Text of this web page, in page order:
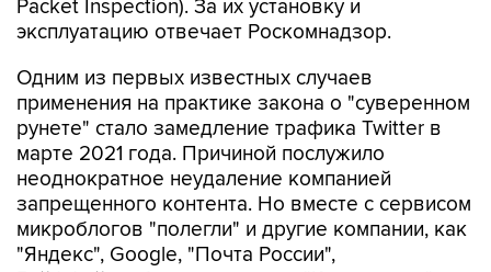
Одним из первых известных случаев
рунете" стало замедление трафика Twitter в
марте 2021 года. Причиной послужило
неоднократное неудаление компанией
запрещенного контента. Но вместе с сервисом
микроблогов "полегли" и другие компании, как
"Яндекс", Google, "Почта России",
Райффайзенбанк и др., писал"Коммерсант".
Эксперты тогда указывали, что сбои